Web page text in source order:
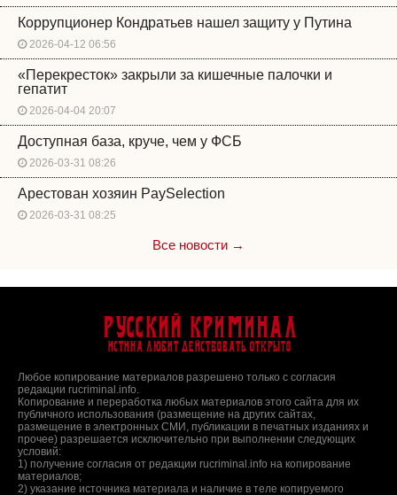
Коррупционер Кондратьев нашел защиту у Путина
2026-04-12 06:56
«Перекресток» закрыли за кишечные палочки и
гепатит
2026-04-04 20:07
Доступная база, круче, чем у ФСБ
2026-03-31 08:26
Арестован хозяин PaySelection
2026-03-31 08:25
Все новости →
Русский Криминал
Истина любит действовать открыто
Любое копирование материалов разрешено только с согласия
редакции rucriminal.info.
Копирование и переработка любых материалов этого сайта для их
публичного использования (размещение на других сайтах,
размещение в электронных СМИ, публикации в печатных изданиях и
прочее) разрешается исключительно при выполнении следующих
условий:
1) получение согласия от редакции rucriminal.info на копирование
материалов;
2) указание источника материала и наличие в теле копируемого